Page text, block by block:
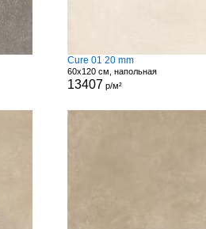
Cure 01 20 mm
60x120 см, напольная
13407 р/м²